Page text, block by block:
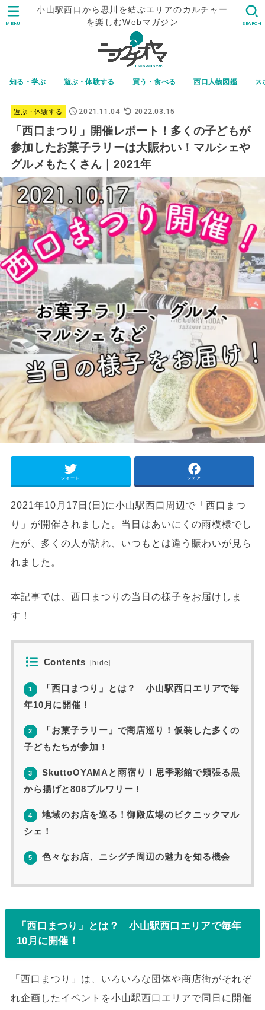
小山駅西口から思川を結ぶエリアのカルチャー
を楽しむWebマガジン
知る・学ぶ 遊ぶ・体験する 買う・食べる 西口人物図鑑 ス
SEARCH
MENU
遊ぶ・体験する 2021.11.04 2022.03.15
「西口まつり」開催レポート！多くの子どもが
参加したお菓子ラリーは大賑わい！マルシェや
グルメもたくさん｜2021年
ツイート シェア
2021年10月17日(日)に小山駅西口周辺で「西口まつ
り」が開催されました。当日はあいにくの雨模様でし
たが、多くの人が訪れ、いつもとは違う賑わいが見ら
れました。
本記事では、西口まつりの当日の様子をお届けしま
す！
Contents [hide]
1
「西口まつり」とは？ 小山駅西口エリアで毎
年10月に開催！
2
「お菓子ラリー」で商店巡り！仮装した多くの
子どもたちが参加！
3
SkuttoOYAMAと雨宿り！思季彩館で頬張る黒
から揚げと808ブルワリー！
4
地域のお店を巡る！御殿広場のピクニックマル
シェ！
5 色々なお店、ニシグチ周辺の魅力を知る機会
「西口まつり」とは？ 小山駅西口エリアで毎年
10月に開催！
「西口まつり」は、いろいろな団体や商店街がそれぞ
れ企画したイベントを小山駅西口エリアで同日に開催